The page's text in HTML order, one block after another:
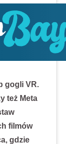
gogli VR.
też Meta
filmów
gdzie